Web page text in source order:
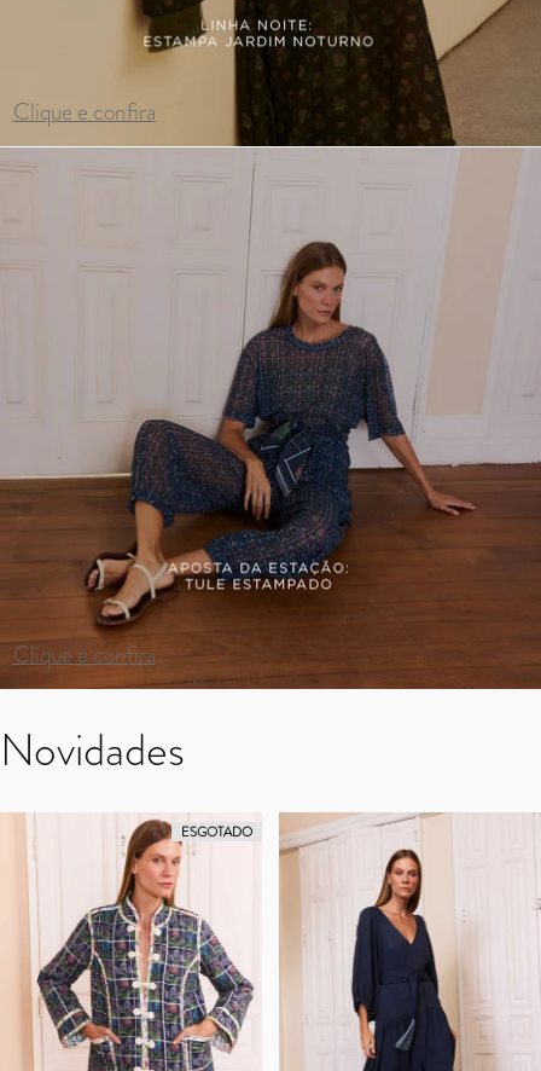
Clique e confira
Clique e confira
Novidades
ESGOTADO